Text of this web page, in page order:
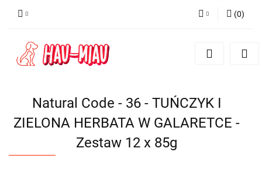
(0)
Natural Code - 36 - TUŃCZYK I
ZIELONA HERBATA W GALARETCE -
Zestaw 12 x 85g